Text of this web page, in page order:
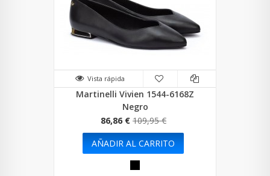
Vista rápida
Martinelli Vivien 1544-6168Z
Negro
86,86 € 109,95 €
AÑADIR AL CARRITO